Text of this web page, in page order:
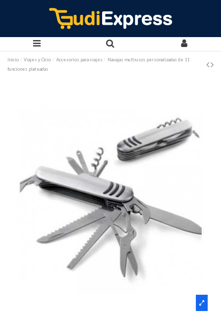
Inicio Viajes y Ocio Accesorios para viajes
Navajas multiusos personalizadas de 11
funciones plateadas